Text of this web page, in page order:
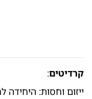
קרדיטים:
ייזום וחסות: היחידה